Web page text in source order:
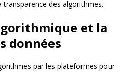
des algorithmes.
et la
données
par les plateformes pour